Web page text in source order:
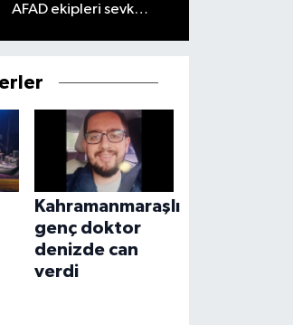
AFAD ekipleri sevk
Kahramanmaraşlı
genç doktor
denizde can
verdi